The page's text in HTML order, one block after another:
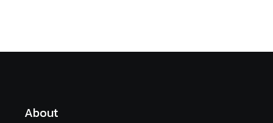
About